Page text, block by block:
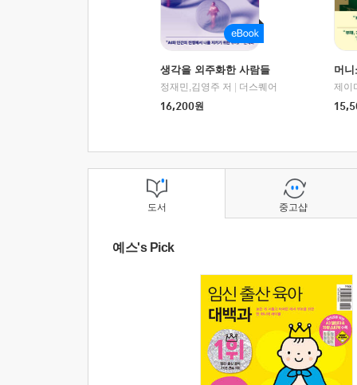
생각을 외주화한 사람들
정재민,김영주 저
더스퀘어
16,200원
머
도서
예스's Pick
중고샵